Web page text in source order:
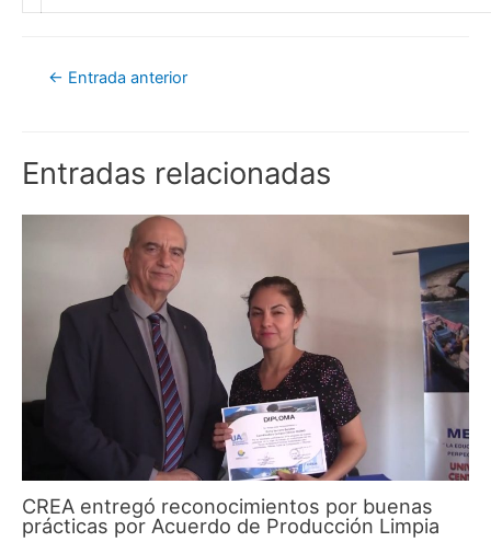
← Entrada anterior
Entradas relacionadas
CREA entregó reconocimientos por buenas
prácticas por Acuerdo de Producción Limpia